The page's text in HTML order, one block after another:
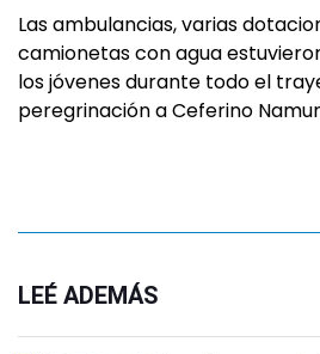
Las ambulancias, varias
camionetas con agua
los jóvenes durante todo el
peregrinación a Ceferino
LEÉ ADEMÁS